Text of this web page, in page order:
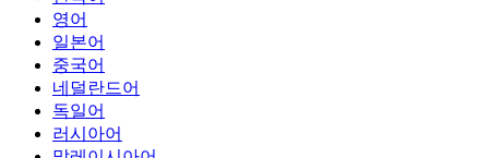
영어
일본어
중국어
네덜란드어
독일어
러시아어